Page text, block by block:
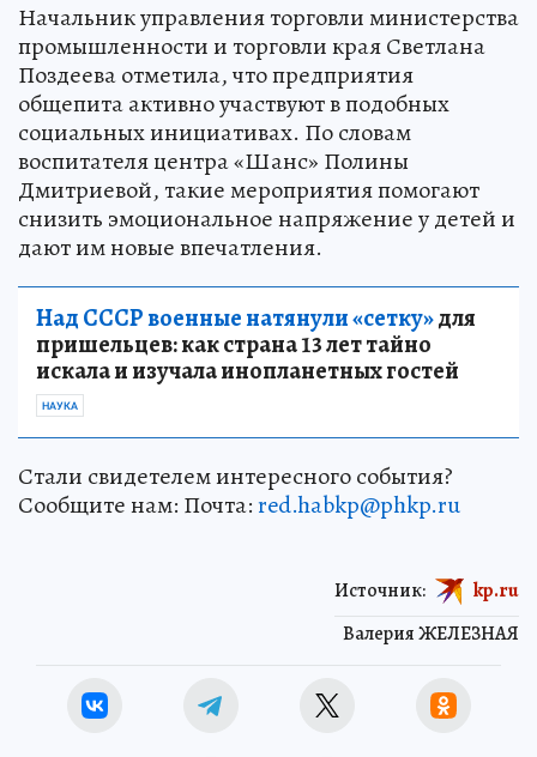
Начальник управления торговли министерства
промышленности и торговли края Светлана
Поздеева отметила, что предприятия
общепита активно участвуют в подобных
социальных инициативах. По словам
воспитателя центра «Шанс» Полины
Дмитриевой, такие мероприятия помогают
снизить эмоциональное напряжение у детей и
дают им новые впечатления.
Над СССР военные натянули «сетку»для
пришельцев: как страна 13 лет тайно
искала и изучала инопланетных гостей
НАУКА
Стали свидетелем интересного события?
Сообщите нам: Почта:red.habkp@phkp.ru
Валерия ЖЕЛЕЗНАЯ
Источник: kp.ru